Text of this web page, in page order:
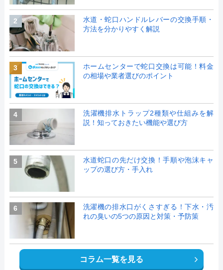
2
水道・蛇口ハンドルレバーの交換手順・
方法を分かりやすく解説
3
ホームセンターで蛇口交換は可能！料金
の相場や業者選びのポイント
4
洗濯機排水トラップ2種類や仕組みを解
説！知っておきたい機能や選び方
5
水道蛇口の先だけ交換！手順や泡沫キャ
ップの選び方・手入れ
6
洗濯機の排水口がくさすぎる！下水・汚
れの臭いの5つの原因と対策・予防策
コラム一覧を見る